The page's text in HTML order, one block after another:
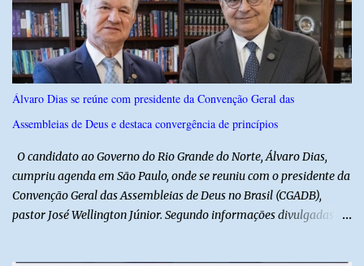
emocionaram o público, contando com as quadrilhas das escolas
municipais Félix Antônio e Walfredo Gurgel, o ritmo contagiante
dos Cangaceiros do Nordeste, a alegria do grupo da Melhor Idade
e o belíssimo espetáculo "Mulheres do Cangaço: o Fiar da
gargalhadas e descontração, o humorista Titela do Ceará garantiu
a alegria de todos. E o melhor de tudo é que a festa continua com
mais dois dias de muita animação, reafirmando o sucesso ...
Álvaro Dias se reúne com presidente da Convenção Geral das
Assembleias de Deus e destaca convergência de princípios
O candidato ao Governo do Rio Grande do Norte, Álvaro Dias,
cumpriu agenda em São Paulo, onde se reuniu com o presidente da
Convenção Geral das Assembleias de Deus no Brasil (CGADB),
pastor José Wellington Júnior. Segundo informações divulgadas